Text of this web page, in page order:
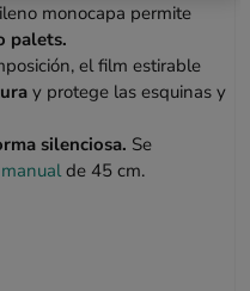
monocapa permite
palets.
el film estirable
y protege las esquinas y
silenciosa. Se
de 45 cm.